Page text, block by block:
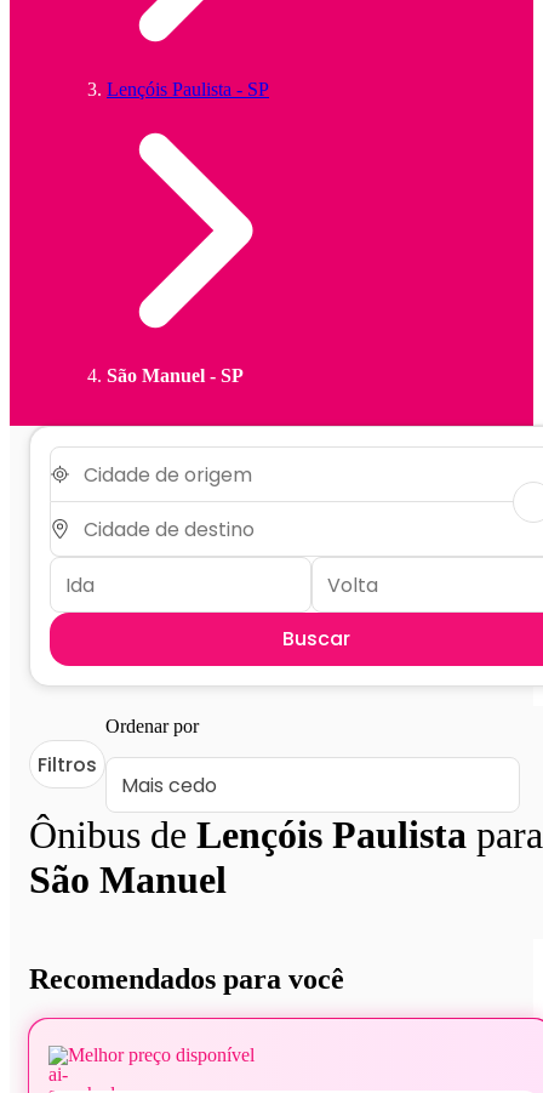
Lençóis Paulista - SP
São Manuel - SP
Buscar
Ônibus de Lençóis Paulista para
São Manuel
Filtros
Ordenar por
Recomendados para você
Melhor preço disponível